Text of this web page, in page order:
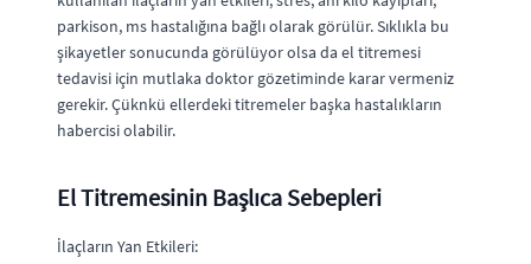
parkison, ms hastalığına bağlı olarak görülür. Sıklıkla bu
şikayetler sonucunda görülüyor olsa da el titremesi
tedavisi için mutlaka doktor gözetiminde karar vermeniz
gerekir. Çüknkü ellerdeki titremeler başka hastalıkların
habercisi olabilir.
El Titremesinin Başlıca Sebepleri
İlaçların Yan Etkileri: